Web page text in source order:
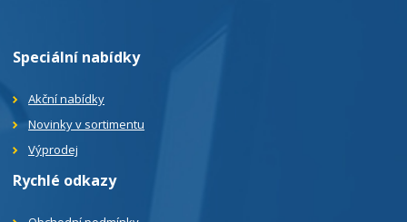
Speciální nabídky
Akční nabídky
Novinky v sortimentu
Výprodej
Rychlé odkazy